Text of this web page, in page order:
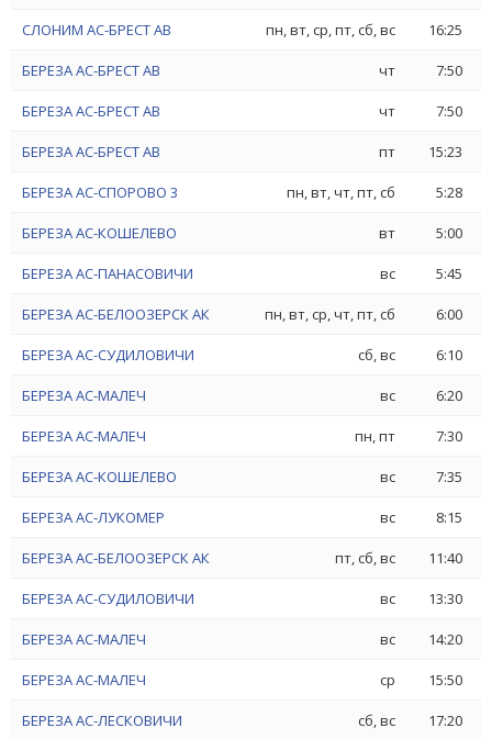
СЛОНИМ АС-БРЕСТ АВ пн, вт, ср, пт, сб, вс 16:25
БЕРЕЗА АС-БРЕСТ АВ чт 7:50
БЕРЕЗА АС-БРЕСТ АВ чт 7:50
БЕРЕЗА АС-БРЕСТ АВ пт 15:23
БЕРЕЗА АС-СПОРОВО 3 пн, вт, чт, пт, сб 5:28
БЕРЕЗА АС-КОШЕЛЕВО вт 5:00
БЕРЕЗА АС-ПАНАСОВИЧИ вс 5:45
БЕРЕЗА АС-БЕЛООЗЕРСК АК пн, вт, ср, чт, пт, сб 6:00
БЕРЕЗА АС-СУДИЛОВИЧИ сб, вс 6:10
БЕРЕЗА АС-МАЛЕЧ вс 6:20
БЕРЕЗА АС-МАЛЕЧ пн, пт 7:30
БЕРЕЗА АС-КОШЕЛЕВО вс 7:35
БЕРЕЗА АС-ЛУКОМЕР вс 8:15
БЕРЕЗА АС-БЕЛООЗЕРСК АК пт, сб, вс 11:40
БЕРЕЗА АС-СУДИЛОВИЧИ вс 13:30
БЕРЕЗА АС-МАЛЕЧ вс 14:20
БЕРЕЗА АС-МАЛЕЧ ср 15:50
БЕРЕЗА АС-ЛЕСКОВИЧИ сб, вс 17:20